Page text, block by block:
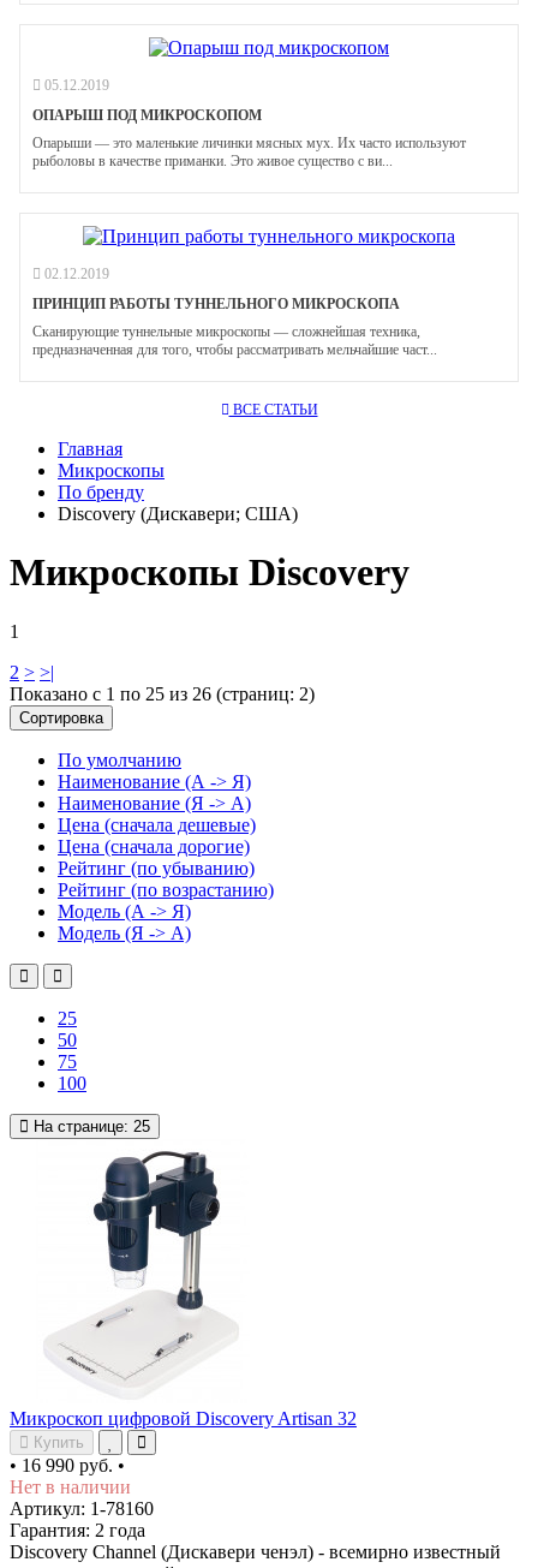
05.12.2019
ОПАРЫШ ПОД МИКРОСКОПОМ
Опарыши — это маленькие личинки мясных мух. Их часто используют
рыболовы в качестве приманки. Это живое существо с ви...
02.12.2019
ПРИНЦИП РАБОТЫ ТУННЕЛЬНОГО МИКРОСКОПА
Сканирующие туннельные микроскопы — сложнейшая техника,
предназначенная для того, чтобы рассматривать мельчайшие част...
ВСЕ СТАТЬИ
Главная
Микроскопы
По бренду
Discovery (Дискавери; США)
Микроскопы Discovery
1
2 > >|
Показано с 1 по 25 из 26 (страниц: 2)
Сортировка
По умолчанию
Наименование (А -> Я)
Наименование (Я -> А)
Цена (сначала дешевые)
Цена (сначала дорогие)
Рейтинг (по убыванию)
Рейтинг (по возрастанию)
Модель (А -> Я)
Модель (Я -> А)
25
50
75
100
На странице: 25
Микроскоп цифровой Discovery Artisan 32
Купить
• 16 990 руб. •
Нет в наличии
Артикул: 1-78160
Гарантия: 2 года
Discovery Channel (Дискавери ченэл) - всемирно известный